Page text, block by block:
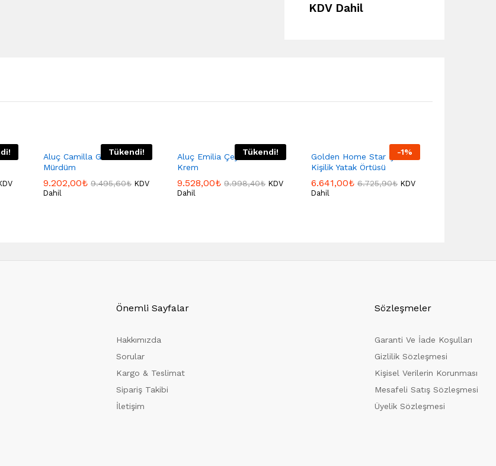
KDV Dahil
Tükendi!
Aluç Camilla Gelin Seti
Mürdüm
9.202,00₺ 9.495,60₺ KDV
Dahil
Tükendi!
Aluç Emilia Çeyiz Seti
Krem
9.528,00₺ 9.998,40₺ KDV
Dahil
-1%
Golden Home Star Çift
Kişilik Yatak Örtüsü
6.641,00₺ 6.725,90₺ KDV
Dahil
Önemli Sayfalar
Hakkımızda
Sorular
Kargo & Teslimat
Sipariş Takibi
İletişim
Sözleşmeler
Garanti Ve İade Koşulları
Gizlilik Sözleşmesi
Kişisel Verilerin Korunması
Mesafeli Satış Sözleşmesi
Üyelik Sözleşmesi